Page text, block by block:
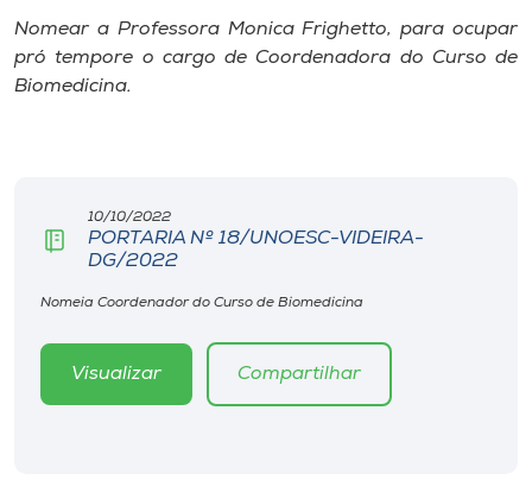
CPA
Biblioteca
Rádio
Museu
Unoesc
Store
Nomear a Professora Monica Frighetto, para ocupar
pró tempore o cargo de Coordenadora do Curso de
Biomedicina.
10/10/2022
PORTARIA Nº 18/UNOESC-VIDEIRA-
DG/2022
Nomeia Coordenador do Curso de Biomedicina
Visualizar Compartilhar